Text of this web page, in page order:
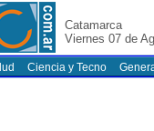
Catamarca
Viernes 07 de
Ciencia y Tecno